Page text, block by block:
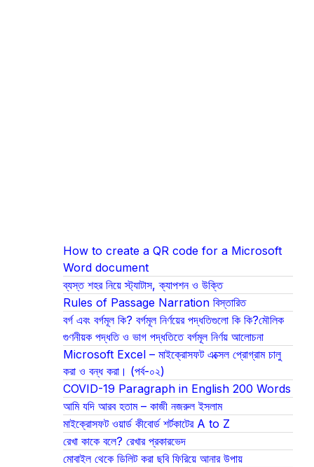
How to create a QR code for a Microsoft
Word document
ব্যস্ত শহর নিয়ে স্ট্যাটাস, ক্যাপশন ও উক্তি
Rules of Passage Narration বিস্তারিত
বর্গ এবং বর্গমূল কি? বর্গমূল নির্ণয়ের পদ্ধতিগুলো কি কি?মৌলিক
গুণনীয়ক পদ্ধতি ও ভাগ পদ্ধতিতে বর্গমূল নির্ণয় আলোচনা
Microsoft Excel – মাইক্রোসফট এক্সেল প্রোগ্রাম চালু
করা ও বন্ধ করা। (পর্ব-০২)
COVID-19 Paragraph in English 200 Words
আমি যদি আরব হতাম – কাজী নজরুল ইসলাম
মাইক্রোসফট ওয়ার্ড কীবোর্ড শর্টকাটের A to Z
রেখা কাকে বলে? রেখার প্রকারভেদ
মোবাইল থেকে ডিলিট করা ছবি ফিরিয়ে আনার উপায়